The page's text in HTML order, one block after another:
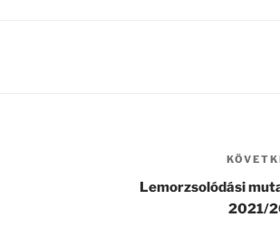
Lemorzsolódási
2021/